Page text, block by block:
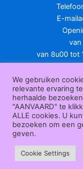
E-
van
van 8u00 tot
ons|Bedrijfsgegevens|
ending | Retourneren|
Algemene voorwaarden
We gebruiken
relevante ervaring
herhaalde
"AANVAARD" te
ALLE cookies. U
bezoeken om een
geven.
Cookie Settings